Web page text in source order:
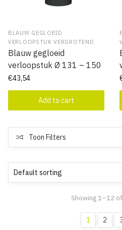
BLAUW GEGLOEID
VERLOOPSTUK VERGROTEND
Blauw gegloeid
verloopstuk Ø 131 – 150
€43,54
Add to cart
Toon Filters
Showing 1–12
1 2